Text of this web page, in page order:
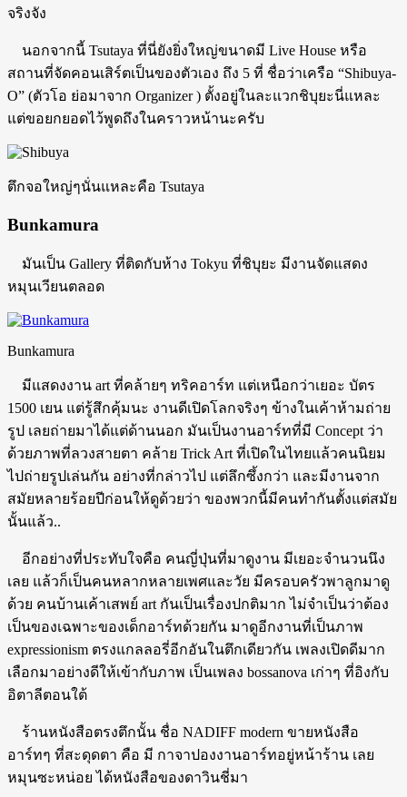
จริงจัง
นอกจากนี้ Tsutaya ที่นี่ยังยิ่งใหญ่ขนาดมี Live House หรือ
สถานที่จัดคอนเสิร์ตเป็นของตัวเอง ถึง 5 ที่ ชื่อว่าเครือ “Shibuya-
O” (ตัวโอ ย่อมาจาก Organizer ) ตั้งอยู่ในละแวกชิบุยะนี่แหละ
แต่ขอยกยอดไว้พูดถึงในคราวหน้านะครับ
ตึกจอใหญ่ๆนั่นแหละคือ Tsutaya
Bunkamura
มันเป็น Gallery ที่ติดกับห้าง Tokyu ที่ชิบุยะ มีงานจัดแสดง
หมุนเวียนตลอด
Bunkamura
มีแสดงงาน art ที่คล้ายๆ ทริคอาร์ท แต่เหนือกว่าเยอะ บัตร
1500 เยน แต่รู้สึกคุ้มนะ งานดีเปิดโลกจริงๆ ข้างในเค้าห้ามถ่าย
รูป เลยถ่ายมาได้แต่ด้านนอก มันเป็นงานอาร์ทที่มี Concept ว่า
ด้วยภาพที่ลวงสายตา คล้าย Trick Art ที่เปิดในไทยแล้วคนนิยม
ไปถ่ายรูปเล่นกัน อย่างที่กล่าวไป แต่ลึกซึ้งกว่า และมีงานจาก
สมัยหลายร้อยปีก่อนให้ดูด้วยว่า ของพวกนี้มีคนทำกันตั้งแต่สมัย
นั้นแล้ว..
อีกอย่างที่ประทับใจคือ คนญี่ปุ่นที่มาดูงาน มีเยอะจำนวนนึง
เลย แล้วก็เป็นคนหลากหลายเพศและวัย มีครอบครัวพาลูกมาดู
ด้วย คนบ้านเค้าเสพย์ art กันเป็นเรื่องปกติมาก ไม่จำเป็นว่าต้อง
เป็นของเฉพาะของเด็กอาร์ทด้วยกัน มาดูอีกงานที่เป็นภาพ
expressionism ตรงแกลลอรี่อีกอันในตึกเดียวกัน เพลงเปิดดีมาก
เลือกมาอย่างดีให้เข้ากับภาพ เป็นเพลง bossanova เก่าๆ ที่อิงกับ
อิตาลีตอนใต้
ร้านหนังสือตรงตึกนั้น ชื่อ NADIFF modern ขายหนังสือ
อาร์ทๆ ที่สะดุดตา คือ มี กาจาปองงานอาร์ทอยู่หน้าร้าน เลย
หมุนซะหน่อย ได้หนังสือของดาวินชี่มา